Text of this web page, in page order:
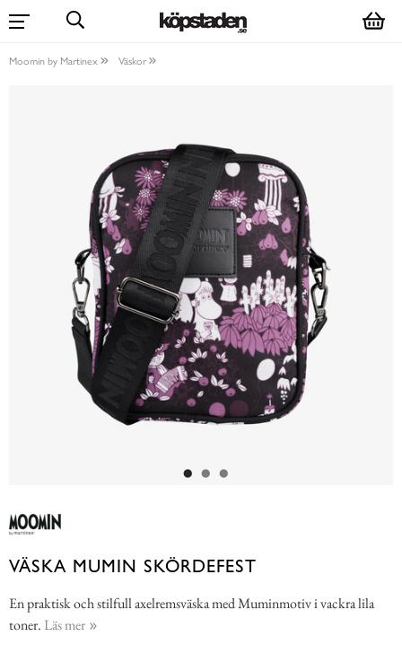
Moomin by Martinex Väskor
VÄSKA MUMIN SKÖRDEFEST
En praktisk och stilfull axelremsväska med Muminmotiv i vackra lila
toner. Läs mer